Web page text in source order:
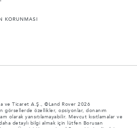
KORUNMASI
ve Ticaret A.Ş., ©Land Rover 2026
görsellerde özellikler, opsiyonlar, donanım
olarak yansıtılamayabilir. Mevcut kısıtlamalar ve
detaylı bilgi almak için lütfen Borusan